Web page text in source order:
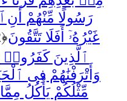
رَسُولًا مِّنْهُمْ أَنِ
غَيْرُهُۥٓ أَفَلَا تَتَّقُونَ﴿32﴾
ٱلَّذِينَ كَفَرُوا۟
وَأَتْرَفْنَٰهُمْ فِى
مِّثْلُكُمْ يَأْكُلُ